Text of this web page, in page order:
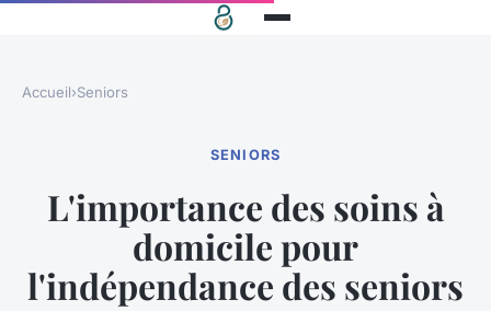
Accueil›Seniors
SENIORS
L'importance des soins à
domicile pour
l'indépendance des seniors